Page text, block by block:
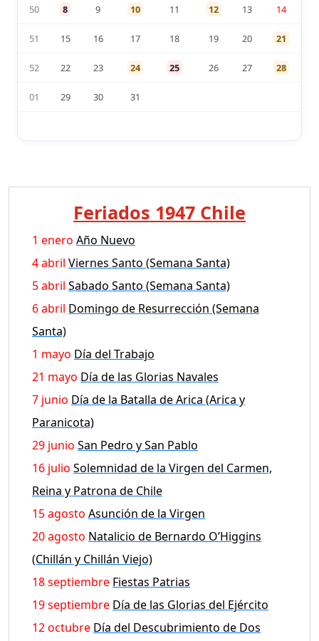
50 8 9 10 11 12 13 14
51 15 16 17 18 19 20 21
52 22 23 24 25 26 27 28
01 29 30 31
Feriados 1947 Chile
1 enero Año Nuevo
4 abril Viernes Santo (Semana Santa)
5 abril Sabado Santo (Semana Santa)
6 abril Domingo de Resurrección (Semana
Santa)
1 mayo Día del Trabajo
21 mayo Día de las Glorias Navales
7 junio Día de la Batalla de Arica (Arica y
Paranicota)
29 junio San Pedro y San Pablo
16 julio Solemnidad de la Virgen del Carmen,
Reina y Patrona de Chile
15 agosto Asunción de la Virgen
20 agosto Natalicio de Bernardo O’Higgins
(Chillán y Chillán Viejo)
18 septiembre Fiestas Patrias
19 septiembre Día de las Glorias del Ejército
12 octubre Día del Descubrimiento de Dos